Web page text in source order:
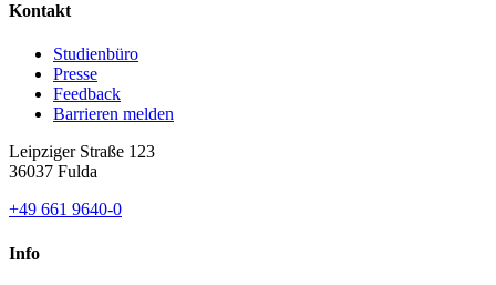
Kontakt
Studienbüro
Presse
Feedback
Barrieren melden
Leipziger Straße 123
36037 Fulda
+49 661 9640-0
Info